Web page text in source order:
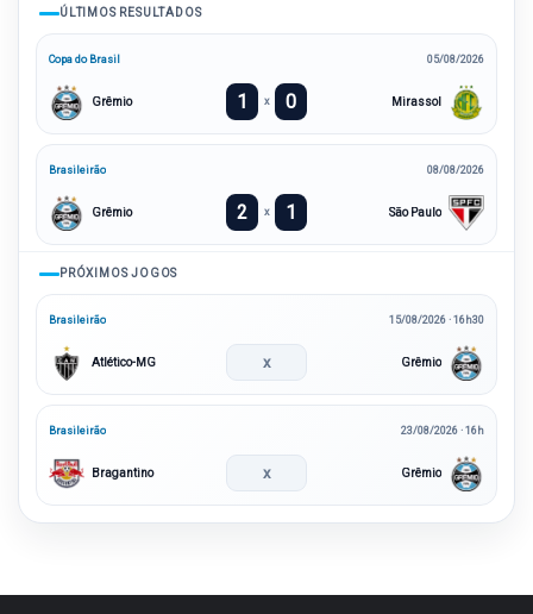
ÚLTIMOS RESULTADOS
Copa do Brasil 05/08/2026
Grêmio 1 x 0 Mirassol
Brasileirão 08/08/2026
Grêmio 2 x 1 São Paulo
PRÓXIMOS JOGOS
Brasileirão 15/08/2026 · 16h30
Atlético-MG x Grêmio
Brasileirão 23/08/2026 · 16h
Bragantino x Grêmio